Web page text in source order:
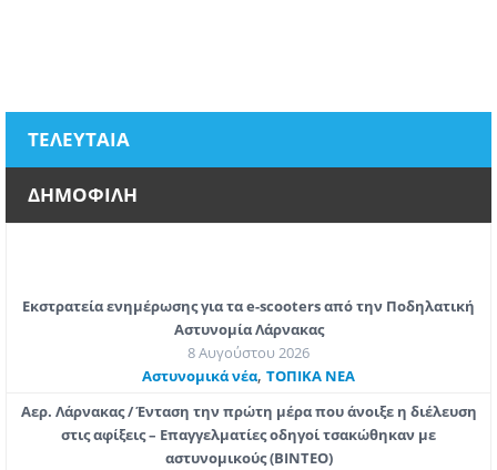
ΤΕΛΕΥΤΑΙΑ
ΔΗΜΟΦΙΛΗ
Εκστρατεία ενημέρωσης για τα e-scooters από την Ποδηλατική
Αστυνομία Λάρνακας
8 Αυγούστου 2026
Aστυνομικά νέα, ΤΟΠΙΚΑ ΝΕΑ
Αερ. Λάρνακας / Ένταση την πρώτη μέρα που άνοιξε η διέλευση
στις αφίξεις – Επαγγελματίες οδηγοί τσακώθηκαν με
αστυνομικούς (ΒΙΝΤΕΟ)